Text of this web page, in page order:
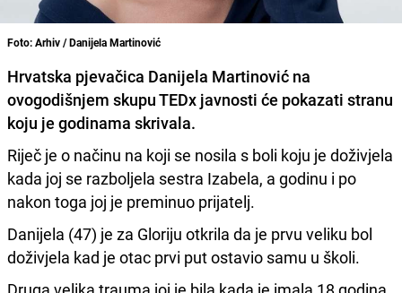
Foto: Arhiv / Danijela Martinović
Hrvatska pjevačica Danijela Martinović na
ovogodišnjem skupu TEDx javnosti će pokazati stranu
koju je godinama skrivala.
Riječ je o načinu na koji se nosila s boli koju je doživjela
kada joj se razboljela sestra Izabela, a godinu i po
nakon toga joj je preminuo prijatelj.
Danijela (47) je za Gloriju otkrila da je prvu veliku bol
doživjela kad je otac prvi put ostavio samu u školi.